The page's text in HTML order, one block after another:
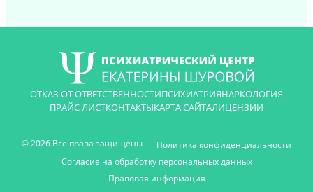
ОТКАЗ ОТ ОТВЕТСТВЕННОСТИПСИХИАТРИЯНАРКОЛОГИЯ
ПРАЙС ЛИСТКОНТАКТЫКАРТА САЙТАЛИЦЕНЗИИ
© 2026 Все права защищены
Политика конфиденциальности
Согласие на обработку персональных данных
Правовая информация